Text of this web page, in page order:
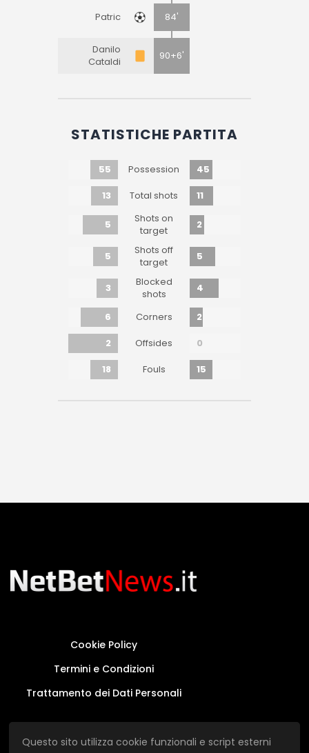
Questo sito utilizza cookie funzionali e script esterni
Patric 84'
Danilo
Cataldi
90+6'
STATISTICHE PARTITA
55 Possession
45
13
Total shots 11
5
Shots on
target
2
5
Shots off
target
5
3
Blocked
shots
4
6 Corners
2
2
Offsides
0
18
Fouls 15
Cookie Policy
Termini e Condizioni
Trattamento dei Dati Personali
Questo sito non rappresenta una testata